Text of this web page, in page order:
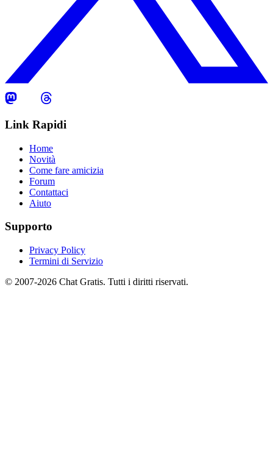
Link Rapidi
Home
Novità
Come fare amicizia
Forum
Contattaci
Aiuto
Supporto
Privacy Policy
Termini di Servizio
© 2007-2026 Chat Gratis. Tutti i diritti riservati.